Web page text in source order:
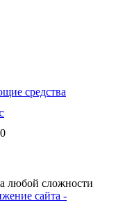
средства
любой сложности
сайта -